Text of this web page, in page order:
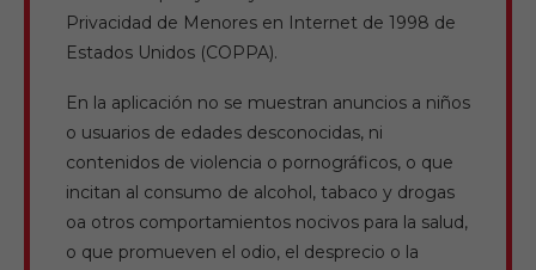
Privacidad de Menores en Internet de 1998 de
Estados Unidos (COPPA).
En la aplicación no se muestran anuncios a niños
o usuarios de edades desconocidas, ni
contenidos de violencia o pornográficos, o que
incitan al consumo de alcohol, tabaco y drogas
oa otros comportamientos nocivos para la salud,
o que promueven el odio, el desprecio o la